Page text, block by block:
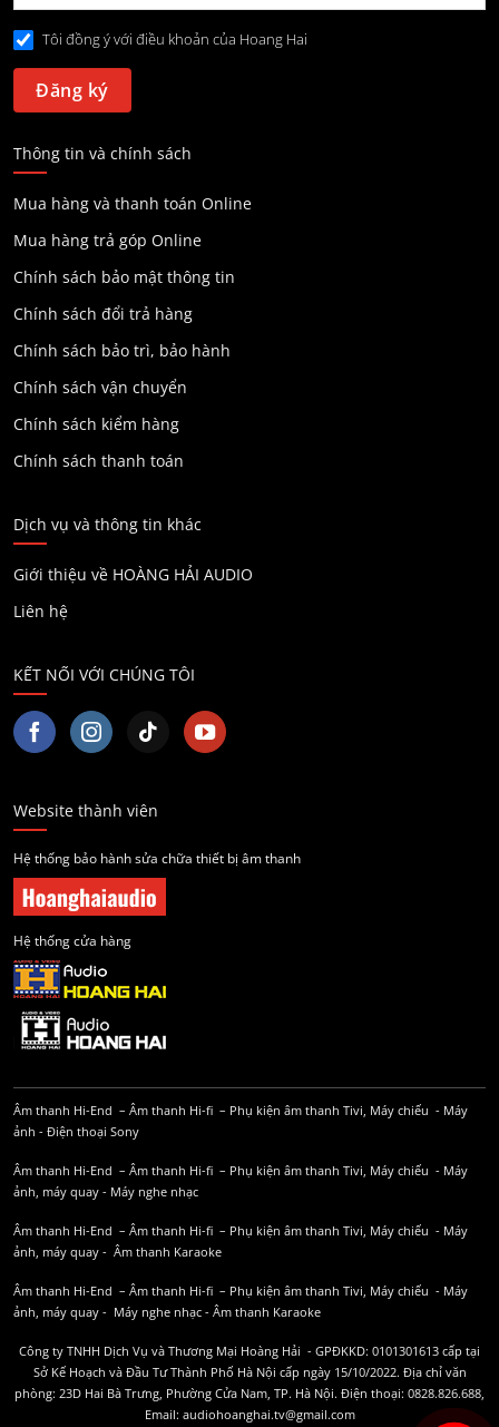
Tôi đồng ý với điều khoản của Hoang Hai
Thông tin và chính sách
Mua hàng và thanh toán Online
Mua hàng trả góp Online
Chính sách bảo mật thông tin
Chính sách đổi trả hàng
Chính sách bảo trì, bảo hành
Chính sách vận chuyển
Chính sách kiểm hàng
Chính sách thanh toán
Dịch vụ và thông tin khác
Giới thiệu về HOÀNG HẢI AUDIO
Liên hệ
KẾT NỐI VỚI CHÚNG TÔI
Website thành viên
Hệ thống bảo hành sửa chữa thiết bị âm thanh
Hệ thống cửa hàng
Âm thanh Hi-End – Âm thanh Hi-fi – Phụ kiện âm thanh Tivi, Máy chiếu - Máy
ảnh - Điện thoại Sony
Âm thanh Hi-End – Âm thanh Hi-fi – Phụ kiện âm thanh Tivi, Máy chiếu - Máy
ảnh, máy quay - Máy nghe nhạc
Âm thanh Hi-End – Âm thanh Hi-fi – Phụ kiện âm thanh Tivi, Máy chiếu - Máy
ảnh, máy quay - Âm thanh Karaoke
Âm thanh Hi-End – Âm thanh Hi-fi – Phụ kiện âm thanh Tivi, Máy chiếu - Máy
ảnh, máy quay - Máy nghe nhạc - Âm thanh Karaoke
Công ty TNHH Dịch Vụ và Thương Mại Hoàng Hải - GPĐKKD: 0101301613 cấp tại
Sở Kế Hoạch và Đầu Tư Thành Phố Hà Nội cấp ngày 15/10/2022. Địa chỉ văn
phòng: 23D Hai Bà Trưng, Phường Cửa Nam, TP. Hà Nội. Điện thoại: 0828.826.688,
Email: audiohoanghai.tv@gmail.com